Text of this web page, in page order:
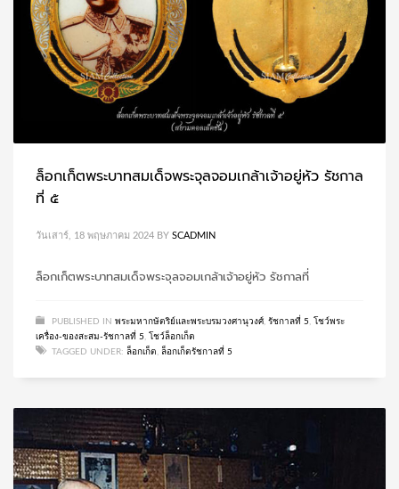
ล็อกเก็ตพระบาทสมเด็จพระจุลจอมเกล้าเจ้าอยู่หัว รัชกาล
ที่ ๕
วันเสาร์, 18 พฤษภาคม 2024 BY SCADMIN
ล็อกเก็ตพระบาทสมเด็จพระจุลจอมเกล้าเจ้าอยู่หัว รัชกาลที่
PUBLISHED IN พระมหากษัตริย์และพระบรมวงศานุวงศ์ รัชกาลที่ 5
โชว์พระ
เครื่อง-ของสะสม-รัชกาลที่ 5
โชว์ล็อกเก็ต
TAGGED UNDER: ล็อกเก็ต ล็อกเก็ตรัชกาลที่ 5